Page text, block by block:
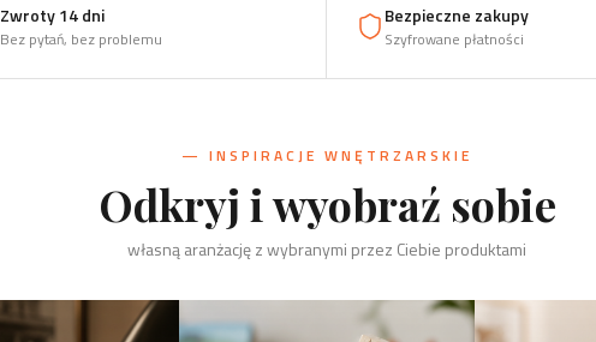
Zwroty 14 dni
Bez pytań, bez problemu
Bezpieczne zakupy
Szyfrowane płatności
— INSPIRACJE WNĘTRZARSKIE
Odkryj i wyobraź sobie
własną aranżację z wybranymi przez Ciebie produktami